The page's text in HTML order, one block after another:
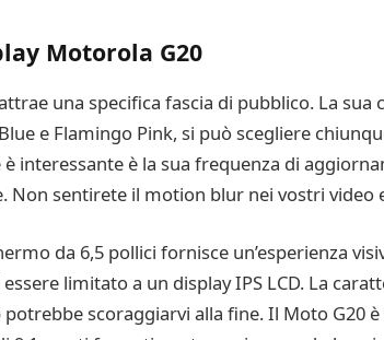
Motorola G20
una specifica fascia di pubblico. La
e Flamingo Pink, si può scegliere
interessante è la sua frequenza di
Non sentirete il motion blur nei vostri video
da 6,5 pollici fornisce un’esperienza
essere limitato a un display IPS LCD. La
scoraggiarvi alla fine. Il Moto G20